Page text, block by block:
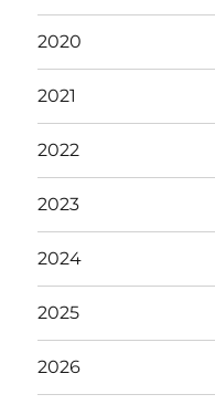
2020
2021
2022
2023
2024
2025
2026